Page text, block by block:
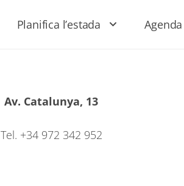
Planifica l’estada Agenda
Av. Catalunya, 13
Tel. +34 972 342 952